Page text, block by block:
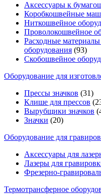
Аксессуары к
Коробкошвейные
Ниткошвейное
Проволокошвейное
Расходные
оборудования (93)
Скобошвейное
Оборудование для
Прессы значков (31)
Клише для прессов
Вырубщики значков
Значки (20)
Оборудование для
Аксессуары для
Лазеры для
Фрезерно-
Термотрансферное